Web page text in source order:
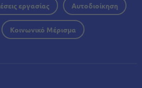
εργασίας Αυτοδιοίκηση
Κοινωνικό Μέρισμα